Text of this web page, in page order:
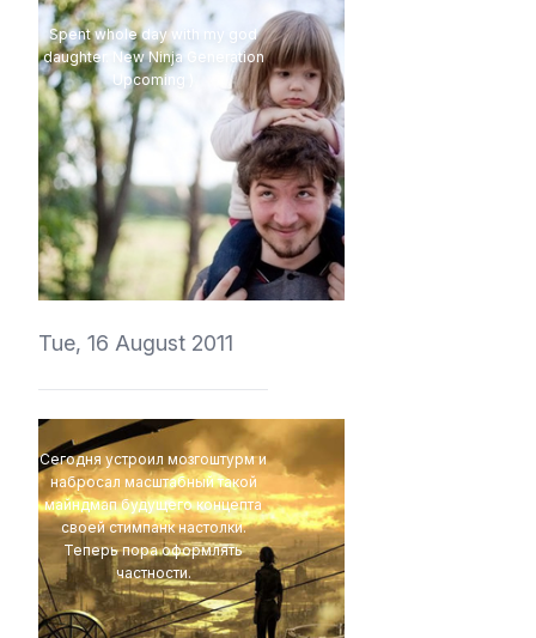
Spent whole day with my god
daughter. New Ninja Generation
Upcoming )
vedmich
Tue, 16 August 2011
Сегодня устроил мозгоштурм и
набросал масштабный такой
майндмап будущего концепта
своей стимпанк настолки.
Теперь пора оформлять
частности.